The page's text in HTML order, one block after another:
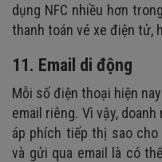
dụng NFC nhiều hơn
thanh toán vé xe điện tử,
11. Email di động
Mỗi số điện thoại hiện
email riêng. Vì vậy,
áp phích tiếp thị sao
và gửi qua email là có